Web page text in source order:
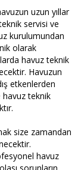
uzun yıllar
servisi ve
kurulumundan
olarak
havuz teknik
Havuzun
etkenlerden
havuz teknik
size zamandan
havuz